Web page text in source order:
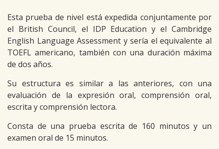
Esta prueba de nivel está expedida conjuntamente por
el British Council, el IDP Education y el Cambridge
English Language Assessment y sería el equivalente al
TOEFL americano, también con una duración máxima
de dos años.
Su estructura es similar a las anteriores, con una
evaluación de la expresión oral, comprensión oral,
escrita y comprensión lectora.
Consta de una prueba escrita de 160 minutos y un
examen oral de 15 minutos.